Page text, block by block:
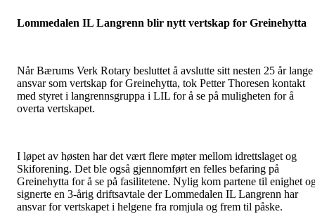
Lommedalen IL Langrenn blir nytt vertskap for Greinehytta
Når Bærums Verk Rotary besluttet å avslutte sitt nesten 25 år lange
ansvar som vertskap for Greinehytta, tok Petter Thoresen kontakt
med styret i langrennsgruppa i LIL for å se på muligheten for å
overta vertskapet.
I løpet av høsten har det vært flere møter mellom idrettslaget og
Skiforening. Det ble også gjennomført en felles befaring på
Greinehytta for å se på fasilitetene. Nylig kom partene til enighet
signerte en 3-årig driftsavtale der Lommedalen IL Langrenn har
ansvar for vertskapet i helgene fra romjula og frem til påske.